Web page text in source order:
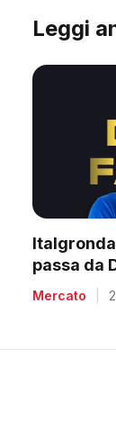
Leggi
passa da
Mercato